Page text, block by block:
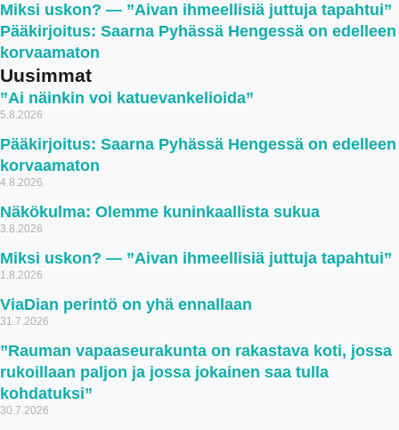
Miksi uskon? — ”Aivan ihmeellisiä juttuja tapahtui”
Pääkirjoitus: Saarna Pyhässä Hengessä on edelleen
korvaamaton
Uusimmat
”Ai näinkin voi katuevankelioida”
5.8.2026
Pääkirjoitus: Saarna Pyhässä Hengessä on edelleen
korvaamaton
4.8.2026
Näkökulma: Olemme kuninkaallista sukua
3.8.2026
Miksi uskon? — ”Aivan ihmeellisiä juttuja tapahtui”
1.8.2026
ViaDian perintö on yhä ennallaan
31.7.2026
”Rauman vapaaseurakunta on rakastava koti, jossa
rukoillaan paljon ja jossa jokainen saa tulla
kohdatuksi”
30.7.2026